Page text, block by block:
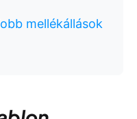
mellékállások